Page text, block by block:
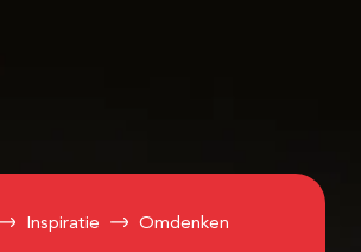
Inspiratie
Omdenken